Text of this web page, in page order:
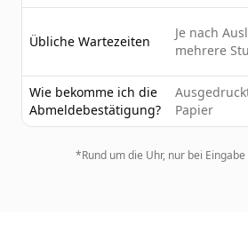
Übliche Wartezeiten
Je nach
mehrere
Wie bekomme ich die
Abmeldebestätigung?
Papier
*Rund um die Uhr, nur bei